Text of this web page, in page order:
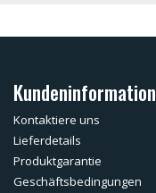
Kundeninformation
Kontaktiere uns
Lieferdetails
Produktgarantie
Geschäftsbedingungen